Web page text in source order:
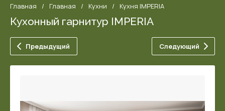
Главная / Главная / Кухни / Кухня IMPERIA
Кухонный гарнитур IMPERIA
Предыдущий Следующий